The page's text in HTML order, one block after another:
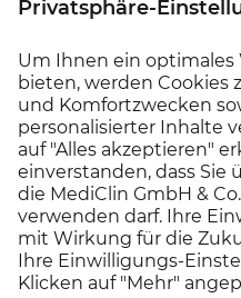
beim Bundesamt für
Hessen.
© 2026 MEDICLIN AG,
Asklepios Gruppe